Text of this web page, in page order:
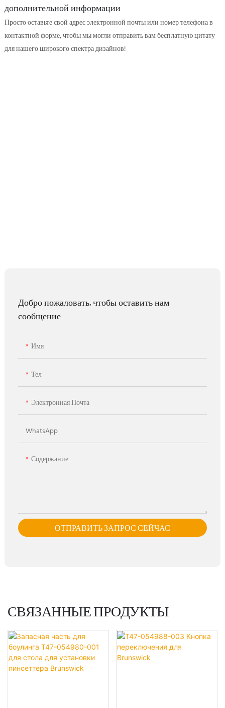
дополнительной информации
Просто оставьте свой адрес электронной почты или номер телефона в
контактной форме, чтобы мы могли отправить вам бесплатную цитату
для нашего широкого спектра дизайнов!
Добро пожаловать, чтобы оставить нам
сообщение
Имя
Тел
Электронная Почта
WhatsApp
Содержание
ОТПРАВИТЬ ЗАПРОС СЕЙЧАС
СВЯЗАННЫЕ ПРОДУКТЫ